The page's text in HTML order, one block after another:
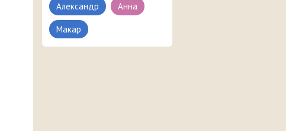
Александр Анна
Макар